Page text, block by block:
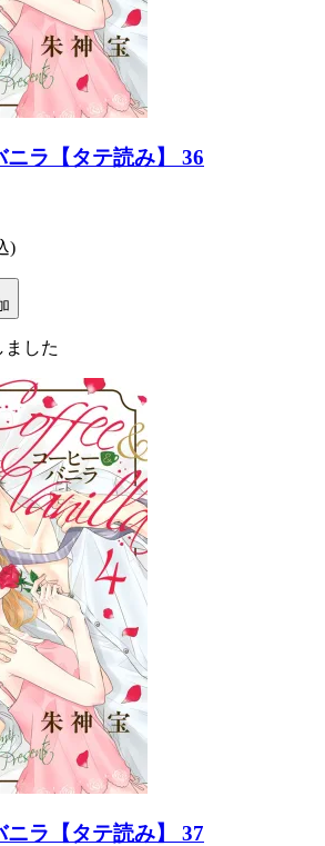
ニラ【タテ読み】 36
)
ました
ニラ【タテ読み】 37